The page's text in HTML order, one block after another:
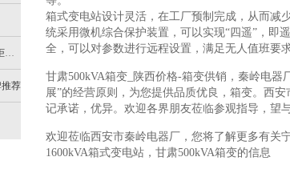
箱式变电站设计灵活，在工厂预制完成，从而减
统采用微机综合保护装置，可以实现“四遥”，即
全，可以对参数进行远程设置，满足无人值班要求
甘肃500kVA箱变_陕西价格-箱变供销，秦岭电
展”的经营原则，为您提供品质优良，箱变。西
记承诺，优异。欢迎各界朋友莅临参观指导，望
欢迎莅临西安市秦岭电器厂，您将了解更多有关
1600kVA箱式变电站，甘肃500kVA箱变的信息
荐